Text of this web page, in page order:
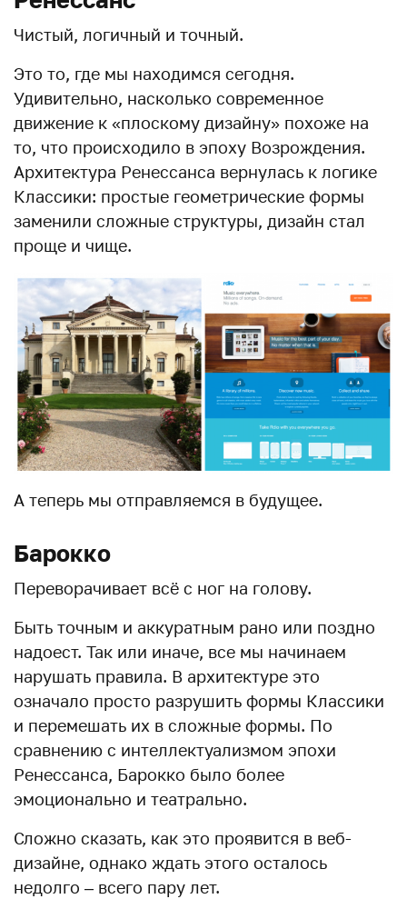
Чистый, логичный и точный.
Это то, где мы находимся сегодня.
Удивительно, насколько современное
движение к «плоскому дизайну» похоже на
то, что происходило в эпоху Возрождения.
Архитектура Ренессанса вернулась к логике
Классики: простые геометрические формы
заменили сложные структуры, дизайн стал
проще и чище.
А теперь мы отправляемся в будущее.
Барокко
Переворачивает всё с ног на голову.
Быть точным и аккуратным рано или поздно
надоест. Так или иначе, все мы начинаем
нарушать правила. В архитектуре это
означало просто разрушить формы Классики
и перемешать их в сложные формы. По
сравнению с интеллектуализмом эпохи
Ренессанса, Барокко было более
эмоционально и театрально.
Сложно сказать, как это проявится в веб-
дизайне, однако ждать этого осталось
недолго – всего пару лет.